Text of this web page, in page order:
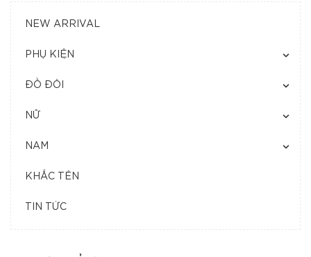
NEW ARRIVAL
PHỤ KIỆN
ĐỒ ĐÔI
NỮ
NAM
KHẮC TÊN
TIN TỨC